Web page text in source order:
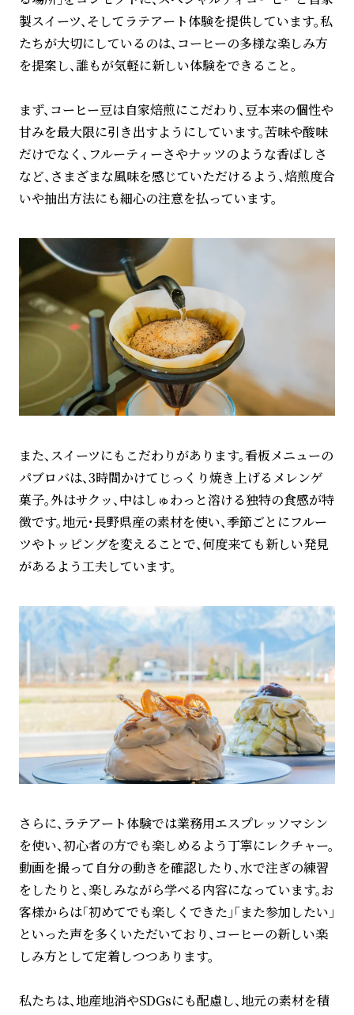
製スイーツ、そしてラテアート体験を提供しています。私
たちが大切にしているのは、コーヒーの多様な楽しみ方
を提案し、誰もが気軽に新しい体験をできること。
まず、コーヒー豆は自家焙煎にこだわり、豆本来の個性や
甘みを最大限に引き出すようにしています。苦味や酸味
だけでなく、フルーティーさやナッツのような香ばしさ
など、さまざまな風味を感じていただけるよう、焙煎度合
いや抽出方法にも細心の注意を払っています。
また、スイーツにもこだわりがあります。看板メニューの
パブロバは、3時間かけてじっくり焼き上げるメレンゲ
菓子。外はサクッ、中はしゅわっと溶ける独特の食感が特
徴です。地元・長野県産の素材を使い、季節ごとにフルー
ツやトッピングを変えることで、何度来ても新しい発見
があるよう工夫しています。
さらに、ラテアート体験では業務用エスプレッソマシン
を使い、初心者の方でも楽しめるよう丁寧にレクチャー。
動画を撮って自分の動きを確認したり、水で注ぎの練習
をしたりと、楽しみながら学べる内容になっています。お
客様からは「初めてでも楽しくできた」「また参加したい」
といった声を多くいただいており、コーヒーの新しい楽
しみ方として定着しつつあります。
私たちは、地産地消やSDGsにも配慮し、地元の素材を積